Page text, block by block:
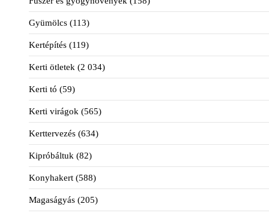
Gyümölcs (113)
Kertépítés (119)
Kerti ötletek (2 034)
Kerti tó (59)
Kerti virágok (565)
Kerttervezés (634)
Kipróbáltuk (82)
Konyhakert (588)
Magaságyás (205)